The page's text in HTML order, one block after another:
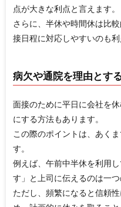
点が大きな利点と言えます。
さらに、半休や時間休は比
接日程に対応しやすいのも利
病欠や通院を理由とす
面接のために平日に会社を
にする方法もあります。
この際のポイントは、あく
す。
例えば、午前中半休を利用
す」と上司に伝えるのは一つ
ただし、頻繁になると信頼